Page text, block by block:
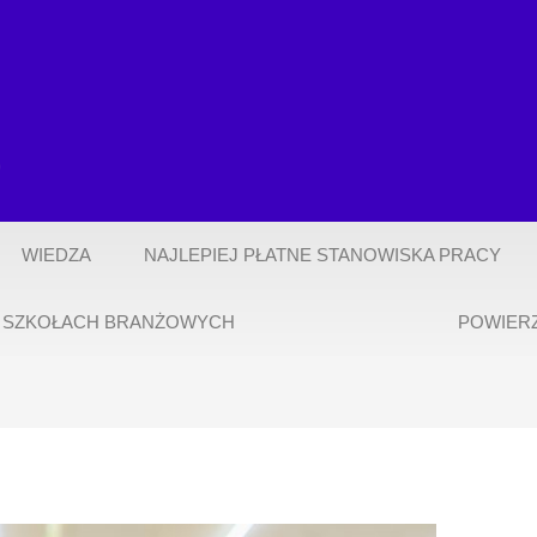
WIEDZA NAJLEPIEJ PŁATNE STANOWISKA PRACY
BRANŻOWYCH